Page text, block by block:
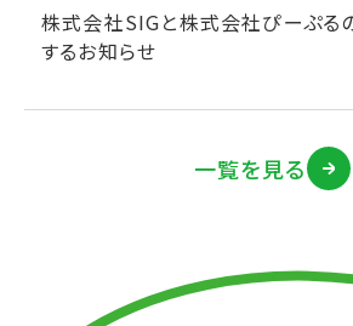
株式会社SIGと株式会社ぴーぷる
するお知らせ
一覧を見る